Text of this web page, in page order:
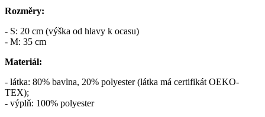
Rozměry:
- S: 20 cm (výška od hlavy k ocasu)
- M: 35 cm
Materiál:
- látka: 80% bavlna, 20% polyester (látka má certifikát OEKO-
TEX);
- výplň: 100% polyester